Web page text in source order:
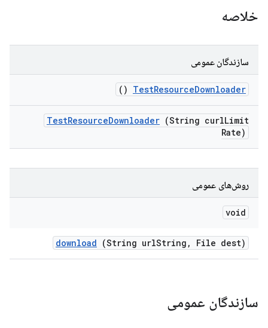
خلاصه
سازندگان عمومی
TestResourceDownloader
()
TestResourceDownloader (String curlLimit
Rate)
روش‌های عمومی
void
download (String urlString , File dest)
سازندگان عمومی